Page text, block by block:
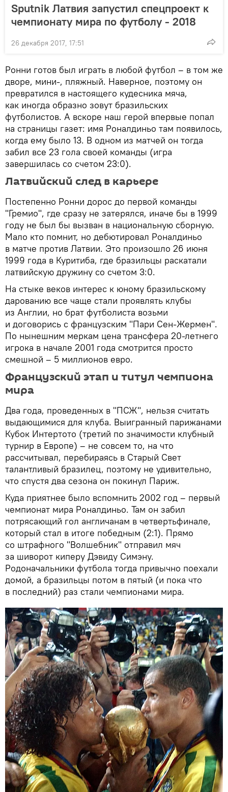
Sputnik Латвия запустил спецпроект к
чемпионату мира по футболу - 2018
26 декабря 2017, 17:51
Ронни готов был играть в любой футбол – в том же
дворе, мини-, пляжный. Наверное, поэтому он
превратился в настоящего кудесника мяча,
как иногда образно зовут бразильских
футболистов. А вскоре наш герой впервые попал
на страницы газет: имя Роналдиньо там появилось,
когда ему было 13. В одном из матчей он тогда
забил все 23 гола своей команды (игра
завершилась со счетом 23:0).
Латвийский след в карьере
Постепенно Ронни дорос до первой команды
"Гремио", где сразу не затерялся, иначе бы в 1999
году не был бы вызван в национальную сборную.
Мало кто помнит, но дебютировал Роналдиньо
в матче против Латвии. Это произошло 26 июня
1999 года в Куритиба, где бразильцы раскатали
латвийскую дружину со счетом 3:0.
На стыке веков интерес к юному бразильскому
дарованию все чаще стали проявлять клубы
из Англии, но брат футболиста возьми
и договорись с французским "Пари Сен-Жермен".
По нынешним меркам цена трансфера 20-летнего
игрока в начале 2001 года смотрится просто
смешной – 5 миллионов евро.
Французский этап и титул чемпиона
мира
Два года, проведенных в "ПСЖ", нельзя считать
выдающимися для клуба. Выигранный парижанами
Кубок Интертото (третий по значимости клубный
турнир в Европе) – не совсем то, на что
рассчитывал, перебираясь в Старый Свет
талантливый бразилец, поэтому не удивительно,
что спустя два сезона он покинул Париж.
Куда приятнее было вспомнить 2002 год – первый
чемпионат мира Роналдиньо. Там он забил
потрясающий гол англичанам в четвертьфинале,
который стал в итоге победным (2:1). Прямо
со штрафного "Волшебник" отправил мяч
за шиворот киперу Дэвиду Симэну.
Родоначальники футбола тогда привычно поехали
домой, а бразильцы потом в пятый (и пока что
в последний) раз стали чемпионами мира.